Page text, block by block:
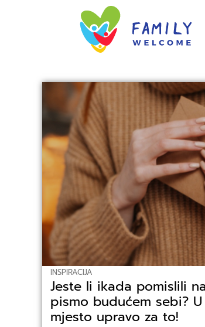
INSPIRACIJA
Jeste li ikada pomislili
pismo budućem sebi?
mjesto upravo za to!